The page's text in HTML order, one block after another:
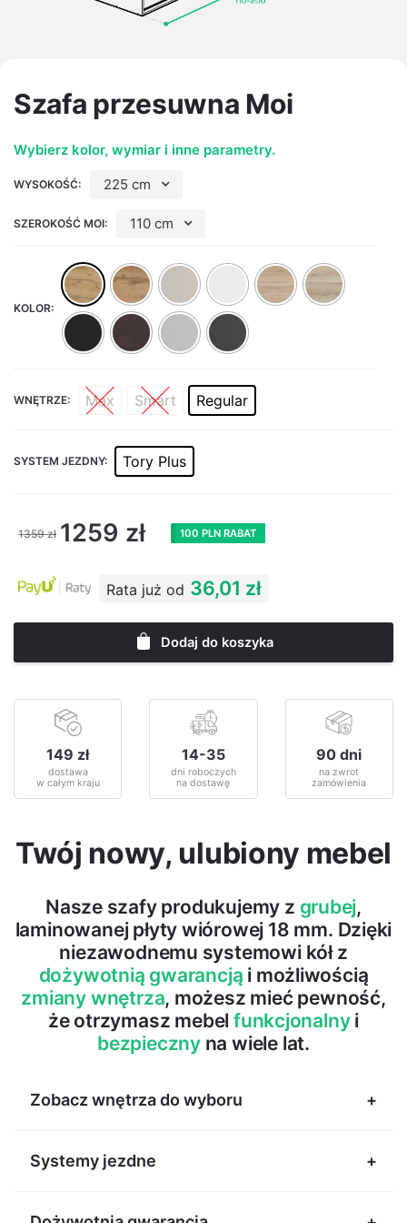
Szafa przesuwna Moi
Wybierz kolor, wymiar i inne parametry.
WYSOKOŚĆ: 225 cm
SZEROKOŚĆ MOI: 110 cm
KOLOR:
WNĘTRZE: Max Smart Regular
SYSTEM JEZDNY: Tory Plus
1359zł 1259 zł 100 PLN RABAT
Rata już od 36,01 zł
Dodaj do koszyka
149 zł
dostawa
w całym kraju
14-35
dni roboczych
na dostawę
90 dni
na zwrot
zamówienia
Twój nowy, ulubiony mebel
Nasze szafy produkujemy z grubej,
laminowanej płyty wiórowej 18 mm. Dzięki
niezawodnemu systemowi kół z
dożywotnią gwarancją i możliwością
zmiany wnętrza, możesz mieć pewność,
że otrzymasz mebel funkcjonalny i
bezpieczny na wiele lat.
Zobacz wnętrza do wyboru
Systemy jezdne